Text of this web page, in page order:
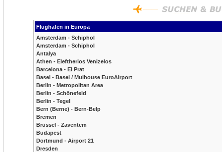
Flughafen in Europa
Amsterdam - Schiphol
Amsterdam - Schiphol
Antalya
Athen - Eleftherios Venizelos
Barcelona - El Prat
Basel - Basel / Mulhouse EuroAirport
Berlin - Metropolitan Area
Berlin - Schönefeld
Berlin - Tegel
Bern (Berne) - Bern-Belp
Bremen
Brüssel - Zaventem
Budapest
Dortmund - Airport 21
Dresden